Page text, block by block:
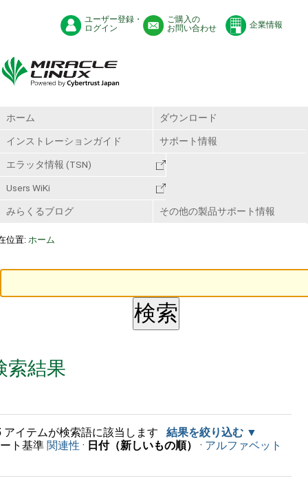
ユーザー登録・
ログイン
ご購入の
お問い合わせ
企業情報
ホーム ダウンロード
インストレーションガイド サポート情報
エラッタ情報 (TSN)
Users WiKi
みらくるブログ その他の製品サポート情報
位置: ホーム
索結果
アイテムが検索語に該当します
結果を絞り込む
ト基準 関連性 · 日付（新しいもの順） · アルファベット